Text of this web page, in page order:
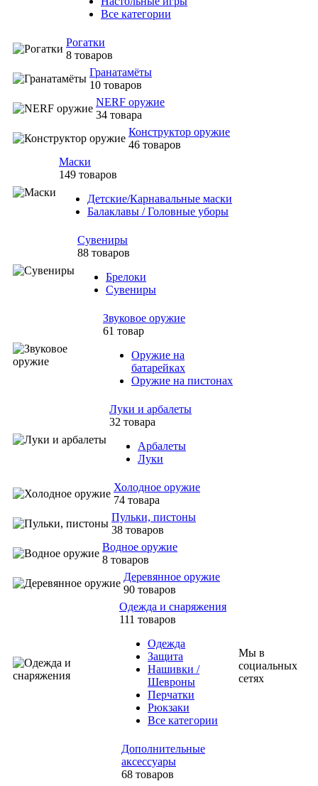
Все категории
Рогатки
8 товаров
Гранатамёты
10 товаров
NERF оружие
34 товара
Конструктор оружие
46 товаров
Маски
149 товаров
Детские/Карнавальные маски
Балаклавы / Головные уборы
Сувениры
88 товаров
Брелоки
Сувениры
Звуковое оружие
61 товар
Оружие на
батарейках
Оружие на пистонах
Луки и арбалеты
32 товара
Арбалеты
Луки
Холодное оружие
74 товара
Пульки, пистоны
38 товаров
Водное оружие
8 товаров
Деревянное оружие
90 товаров
Одежда и снаряжения
111 товаров
Одежда
Защита
Нашивки /
Шевроны
Перчатки
Рюкзаки
Все категории
Дополнительные
аксессуары
68 товаров
Мы в
социальных
сетях